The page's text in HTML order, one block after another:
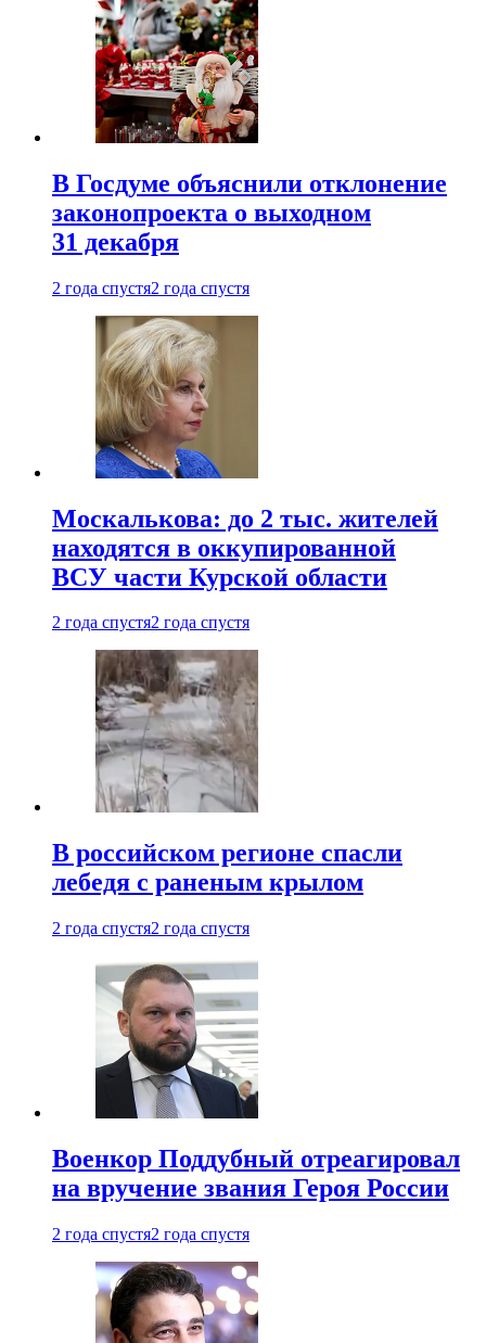
В Госдуме объяснили отклонение
законопроекта о выходном
31 декабря
2 года спустя2 года спустя
Москалькова: до 2 тыс. жителей
находятся в оккупированной
ВСУ части Курской области
2 года спустя2 года спустя
В российском регионе спасли
лебедя с раненым крылом
2 года спустя2 года спустя
Военкор Поддубный отреагировал
на вручение звания Героя России
2 года спустя2 года спустя